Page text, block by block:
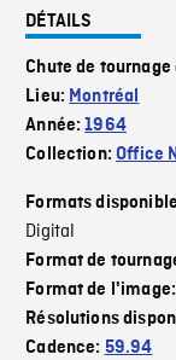
DÉTAILS
Chute de tournage
Lieu: Montréal
Année:1964
Collection:Office
Formats
Digital
Format de
Format de
Résolutions
Cadence: 59.94